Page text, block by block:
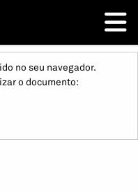
no seu navegador.
o documento: